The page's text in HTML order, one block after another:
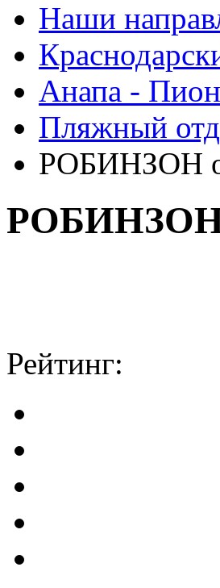
Наши
Анапа -
Пляжный
РОБИНЗОН
РОБИНЗОН
Рейтинг: